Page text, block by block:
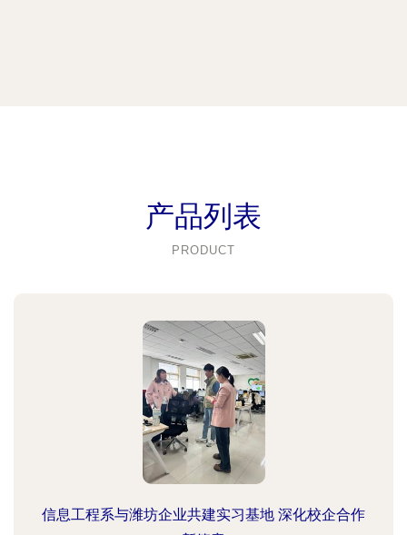
产品列表
PRODUCT
信息工程系与潍坊企业共建实习基地 深化校企合作